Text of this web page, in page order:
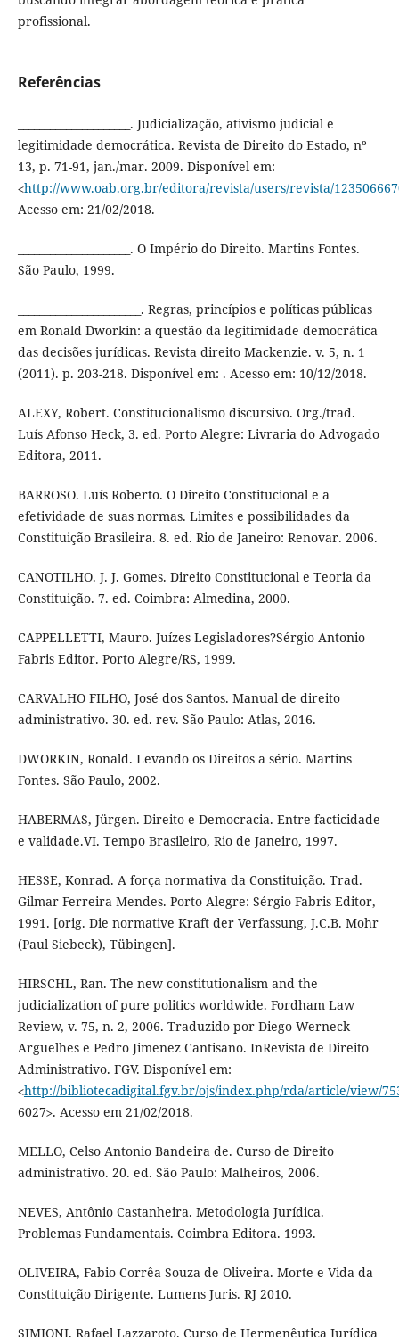
profissional.
Referências
_____________________. Judicialização, ativismo judicial e
legitimidade democrática. Revista de Direito do Estado, nº
13, p. 71-91, jan./mar. 2009. Disponível em:
˂http://www.oab.org.br/editora/revista/users/revista/
Acesso em: 21/02/2018.
_____________________. O Império do Direito. Martins Fontes.
São Paulo, 1999.
_______________________. Regras, princípios e políticas públicas
em Ronald Dworkin: a questão da legitimidade democrática
das decisões jurídicas. Revista direito Mackenzie. v. 5, n. 1
(2011). p. 203-218. Disponível em: . Acesso em: 10/12/2018.
ALEXY, Robert. Constitucionalismo discursivo. Org./trad.
Luís Afonso Heck, 3. ed. Porto Alegre: Livraria do Advogado
Editora, 2011.
BARROSO. Luís Roberto. O Direito Constitucional e a
efetividade de suas normas. Limites e possibilidades da
Constituição Brasileira. 8. ed. Rio de Janeiro: Renovar. 2006.
CANOTILHO. J. J. Gomes. Direito Constitucional e Teoria da
Constituição. 7. ed. Coimbra: Almedina, 2000.
CAPPELLETTI, Mauro. Juízes Legisladores?Sérgio Antonio
Fabris Editor. Porto Alegre/RS, 1999.
CARVALHO FILHO, José dos Santos. Manual de direito
administrativo. 30. ed. rev. São Paulo: Atlas, 2016.
DWORKIN, Ronald. Levando os Direitos a sério. Martins
Fontes. São Paulo, 2002.
HABERMAS, Jürgen. Direito e Democracia. Entre facticidade
e validade.VI. Tempo Brasileiro, Rio de Janeiro, 1997.
HESSE, Konrad. A força normativa da Constituição. Trad.
Gilmar Ferreira Mendes. Porto Alegre: Sérgio Fabris Editor,
1991. [orig. Die normative Kraft der Verfassung, J.C.B. Mohr
(Paul Siebeck), Tübingen].
HIRSCHL, Ran. The new constitutionalism and the
judicialization of pure politics worldwide. Fordham Law
Review, v. 75, n. 2, 2006. Traduzido por Diego Werneck
Arguelhes e Pedro Jimenez Cantisano. InRevista de Direito
Administrativo. FGV. Disponível em:
˂http://bibliotecadigital.fgv.br/ojs/index.php/rda/article/view/
6027˃. Acesso em 21/02/2018.
MELLO, Celso Antonio Bandeira de. Curso de Direito
administrativo. 20. ed. São Paulo: Malheiros, 2006.
NEVES, Antônio Castanheira. Metodologia Jurídica.
Problemas Fundamentais. Coimbra Editora. 1993.
OLIVEIRA, Fabio Corrêa Souza de Oliveira. Morte e Vida da
Constituição Dirigente. Lumens Juris. RJ 2010.
SIMIONI. Rafael Lazzaroto. Curso de Hermenêutica Jurídica